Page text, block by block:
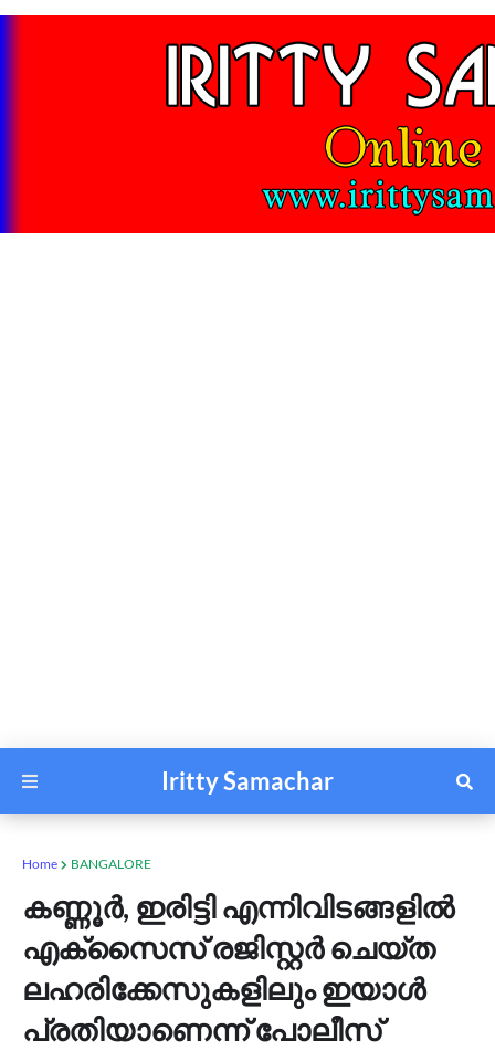
Iritty Samachar
Home BANGALORE
കണ്ണൂർ, ഇരിട്ടി എന്നിവിടങ്ങളിൽ
എക്സൈസ് രജിസ്റ്റർ ചെയ്ത
ലഹരിക്കേസുകളിലും ഇയാൾ
പ്രതിയാണെന്ന് പോലീസ്